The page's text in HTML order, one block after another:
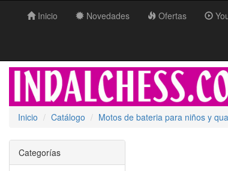
Inicio Novedades Ofertas
Inicio Catálogo Motos de bateria para niños y
Categorías